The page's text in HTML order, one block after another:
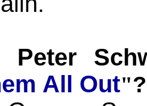
Peter
All Out"?